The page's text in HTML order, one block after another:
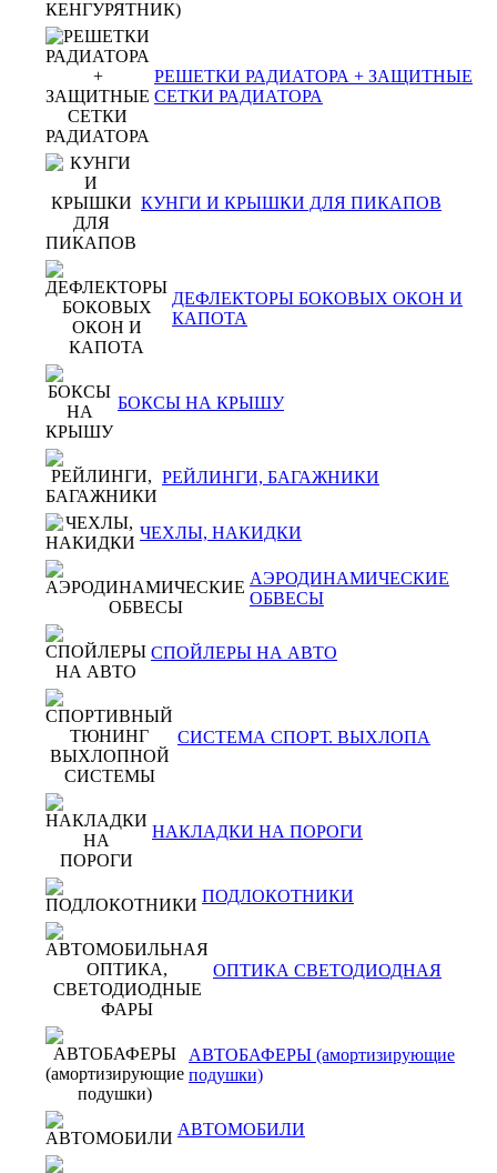
РЕШЕТКИ РАДИАТОРА + ЗАЩИТНЫЕ
СЕТКИ РАДИАТОРА
КУНГИ И КРЫШКИ ДЛЯ ПИКАПОВ
ДЕФЛЕКТОРЫ БОКОВЫХ ОКОН И
КАПОТА
БОКСЫ НА КРЫШУ
РЕЙЛИНГИ, БАГАЖНИКИ
ЧЕХЛЫ, НАКИДКИ
АЭРОДИНАМИЧЕСКИЕ
ОБВЕСЫ
СПОЙЛЕРЫ НА АВТО
СИСТЕМА СПОРТ. ВЫХЛОПА
НАКЛАДКИ НА ПОРОГИ
ПОДЛОКОТНИКИ
ОПТИКА СВЕТОДИОДНАЯ
АВТОБАФЕРЫ (амортизирующие
подушки)
АВТОМОБИЛИ